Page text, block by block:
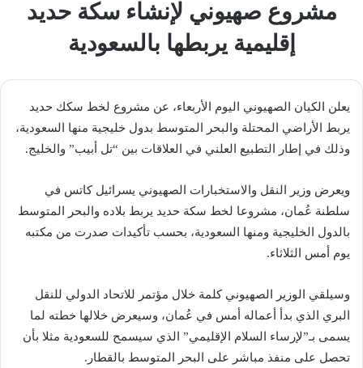
مشروع صهيوني لإنشاء سكة حديد
إقليمية يربطها بالسعودية
يعلن الكيان الصهيوني اليوم الأربعاء، عن مشروع لخط سكك حديد
يربط الأراضي المحتلة والبحر المتوسط بدول خليجية منها السعودية،
وذلك في إطار التطبيع العلني في العلاقات بين “تل أبيب” والخليج.
ويعرض وزير النقل والاستخبارات الصهيوني يسرائيل كاتس في
سلطنة عُمان، مشروعا لخط سكة حديد يربط بلاده والبحر المتوسط
بالدول الخليجية ومنها السعودية، بحسب تأكيدات صدرت من مكتبه
يوم أمس الثلاثاء.
وسيلقي الوزير الصهيوني كلمة خلال مؤتمر للاتحاد الدولي للنقل
البري الذي بدأ أعماله أمس في عُمان، وسيعرض خلالها خطته لما
يسمى بـ”لإرساء السلام الإقليمي” الذي سيسمح للسعودية مثلا بأن
تحصل على منفذ مباشر على البحر المتوسط بالقطار.